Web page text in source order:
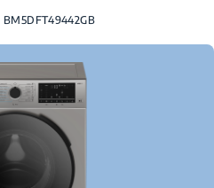
BM5DFT49442GB